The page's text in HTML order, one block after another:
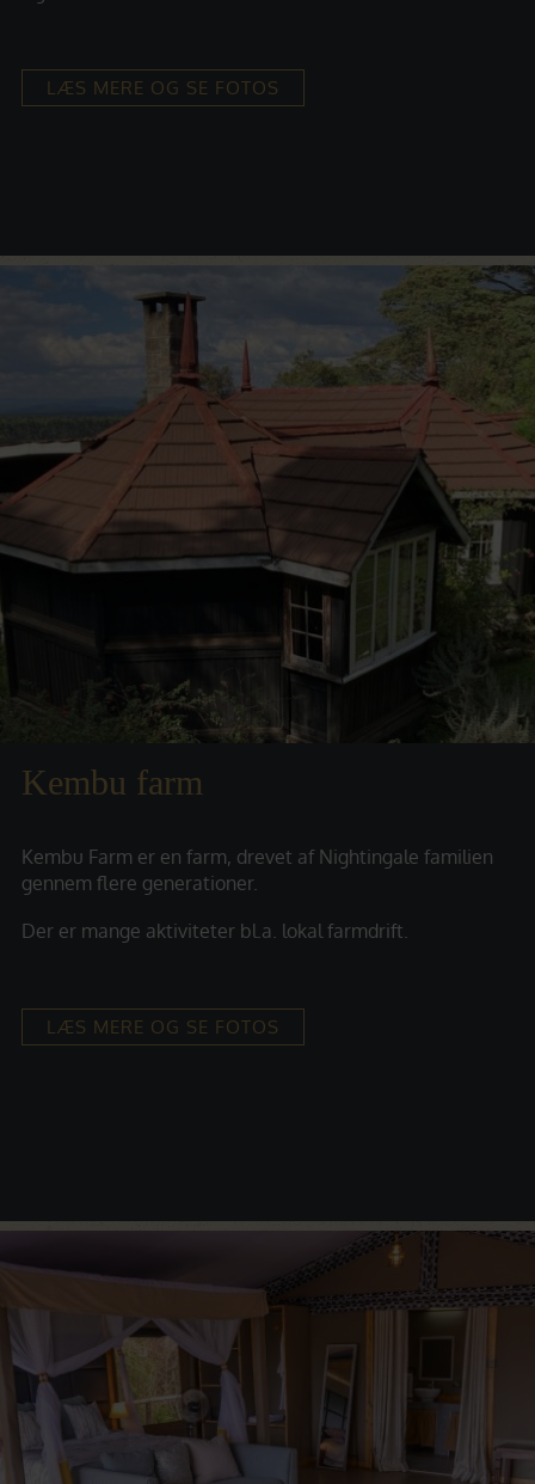
LÆS MERE OG SE FOTOS
Kembu farm
Kembu Farm er en farm, drevet af Nightingale familien
gennem flere generationer.
Der er mange aktiviteter bl.a. lokal farmdrift.
LÆS MERE OG SE FOTOS